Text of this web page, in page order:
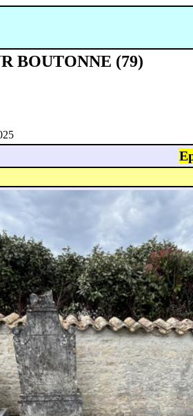
BOUTONNE (79)